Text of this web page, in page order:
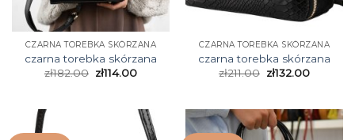
CZARNA TOREBKA SKÓRZANA
czarna torebka skórzana
zł182.00 zł114.00
CZARNA TOREBKA SKÓRZANA
czarna torebka skórzana
zł211.00 zł132.00